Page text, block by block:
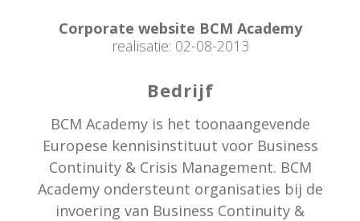
Corporate website BCM Academy
realisatie: 02-08-2013
Bedrijf
BCM Academy is het toonaangevende
Europese kennisinstituut voor Business
Continuity & Crisis Management. BCM
Academy ondersteunt organisaties bij de
invoering van Business Continuity &